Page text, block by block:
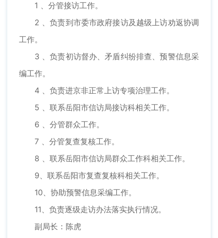
1 、分管接访工作。
2 、负责到市委市政府接访及越级上访劝返协调
工作。
3 、负责初访督办、矛盾纠纷排查、预警信息采
编工作。
4 、负责进京非正常上访专项治理工作。
5 、联系岳阳市信访局接访科相关工作。
6 、分管群众工作。
7 、分管复查复核工作。
8 、联系岳阳市信访局群众工作科相关工作。
9、联系岳阳市复查复核科相关工作。
10、协助预警信息采编工作。
11、负责逐级走访办法落实执行情况。
副局长：陈虎